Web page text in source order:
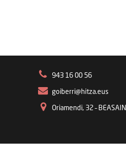
943 16 00 56
goiberri@hitza.eus
Oriamendi, 32 – BEASAIN